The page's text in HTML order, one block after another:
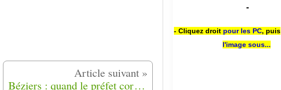
Béziers : quand le préfet corrige le discours de Robert Ménard
-
- Cliquez droit pour les PC, puis
l'image sous...